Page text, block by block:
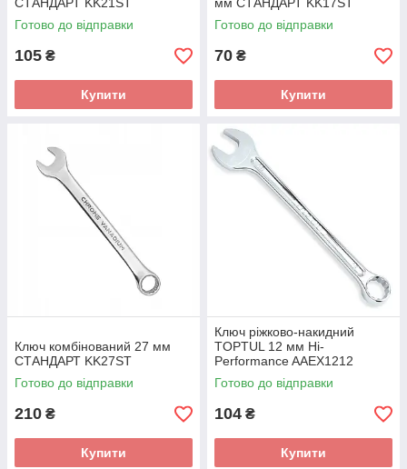
Готово до відправки
105 ₴
Купити
Готово до відправки
70 ₴
Купити
Ключ комбінований 27 мм
СТАНДАРТ KK27ST
Готово до відправки
210 ₴
Купити
Ключ ріжково-накидний
TOPTUL 12 мм Hi-
Performance AAEX1212
Готово до відправки
104 ₴
Купити